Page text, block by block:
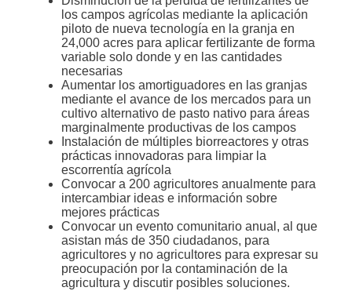
los campos agrícolas mediante la aplicación
piloto de nueva tecnología en la granja en
24,000 acres para aplicar fertilizante de forma
variable solo donde y en las cantidades
necesarias
Aumentar los amortiguadores en las granjas
mediante el avance de los mercados para un
cultivo alternativo de pasto nativo para áreas
marginalmente productivas de los campos
Instalación de múltiples biorreactores y otras
prácticas innovadoras para limpiar la
escorrentía agrícola
Convocar a 200 agricultores anualmente para
intercambiar ideas e información sobre
mejores prácticas
Convocar un evento comunitario anual, al que
asistan más de 350 ciudadanos, para
agricultores y no agricultores para expresar su
preocupación por la contaminación de la
agricultura y discutir posibles soluciones.